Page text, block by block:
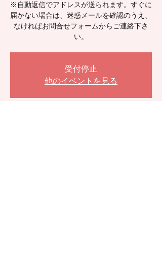
※自動返信でアドレスが送られます。すぐに
届かない場合は、迷惑メールを確認のうえ、
なければお問合せフォームからご連絡下さ
い。
受付停止
他のイベントを見る